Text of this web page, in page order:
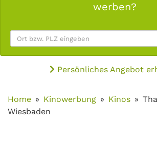
werben?
Persönliches Angebot
Home Kinowerbung Kinos
Wiesbaden